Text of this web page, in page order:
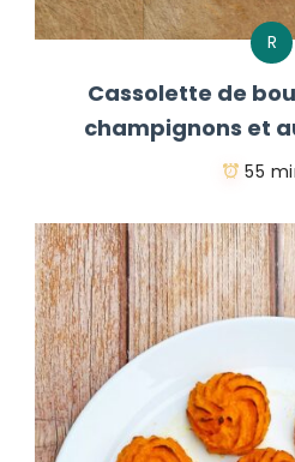
R
Cassolette de
champignons et
55